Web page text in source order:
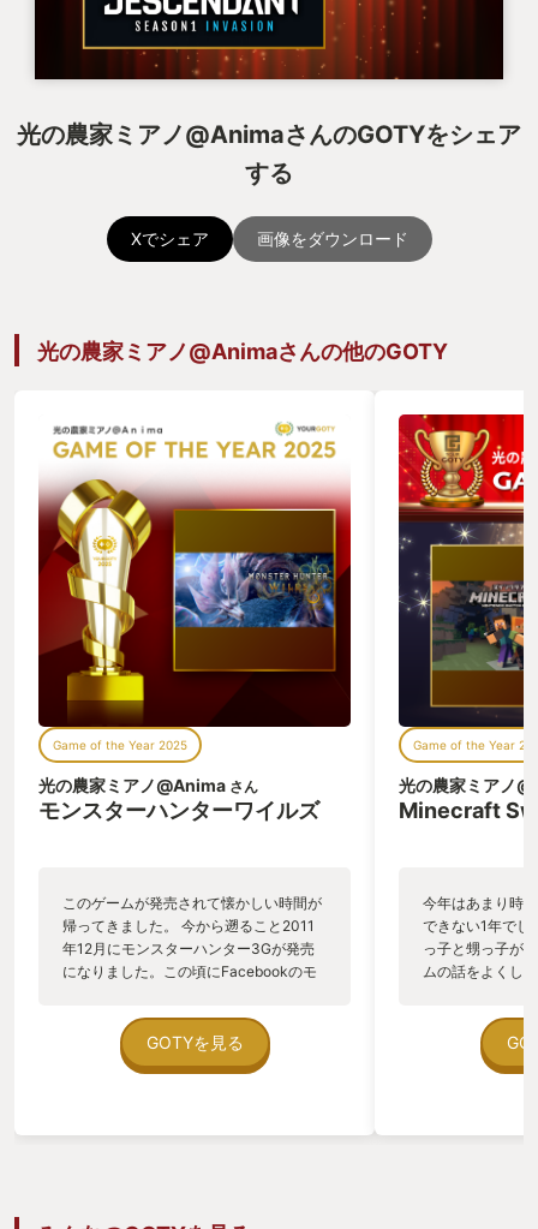
光の農家ミアノ@AnimaさんのGOTYをシェア
する
Xでシェア 画像をダウンロード
光の農家ミアノ@Animaさんの他のGOTY
Game of the Year 2025
光の農家ミアノ@Anima さん
モンスターハンターワイルズ
このゲームが発売されて懐かしい時間が
帰ってきました。 今から遡ること2011
年12月にモンスターハンター3Gが発売
になりました。この頃にFacebookのモ
そのから４→4G→Ｘ→XX→ライズ→サン
ブレイク（ワールドはプレステ持ってな
かった人が多く自分もPCしかなくて不
取り合わないので最初の数日はお互いの
GOTYを見る
Game of the Year
光の農家ミアノ
Minecraft
今年はあまり時
できない1年でし
っ子と甥っ子が
ムの話をよくし
ゲームしている
眺めていました
がよく出てくる